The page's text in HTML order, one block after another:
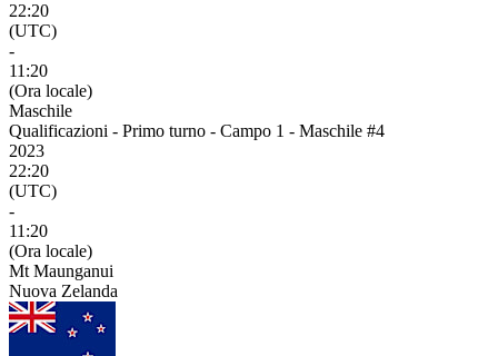
22:20
(UTC)
-
11:20
(Ora locale)
Maschile
Qualificazioni - Primo turno - Campo 1 - Maschile #4
2023
22:20
(UTC)
-
11:20
(Ora locale)
Mt Maunganui
Nuova Zelanda